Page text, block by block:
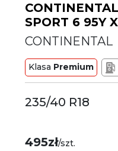
SPORT 6 95Y
CONTINENTAL
Klasa Premium
235/40 R18
495zł/szt.